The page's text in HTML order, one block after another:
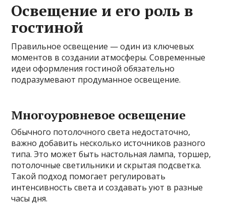
Освещение и его роль в
гостиной
Правильное освещение — один из ключевых
моментов в создании атмосферы. Современные
идеи оформления гостиной обязательно
подразумевают продуманное освещение.
Многоуровневое освещение
Обычного потолочного света недостаточно,
важно добавить несколько источников разного
типа. Это может быть настольная лампа, торшер,
потолочные светильники и скрытая подсветка.
Такой подход помогает регулировать
интенсивность света и создавать уют в разные
часы дня.